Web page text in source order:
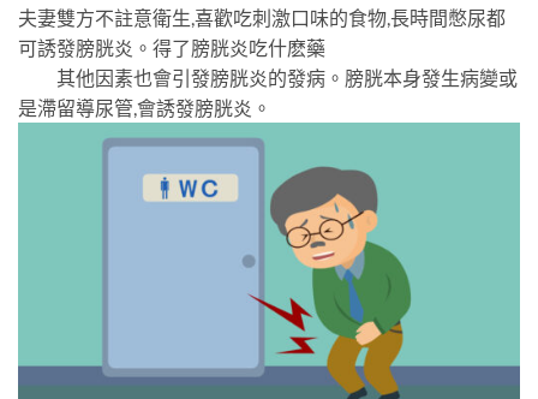
夫妻雙方不註意衛生,喜歡吃刺激口味的食物,長時間憋尿都
可誘發膀胱炎。得了膀胱炎吃什麽藥
其他因素也會引發膀胱炎的發病。膀胱本身發生病變或
是滯留導尿管,會誘發膀胱炎。